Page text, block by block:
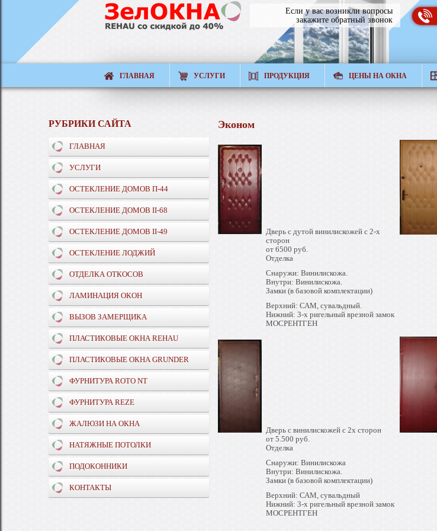
Если у вас возникли вопросы
закажите обратный звонок
ГЛАВНАЯ УСЛУГИ ПРОДУКЦИЯ ЦЕНЫ НА ОКНА
РУБРИКИ САЙТА
ГЛАВНАЯ
УСЛУГИ
ОСТЕКЛЕНИЕ ДОМОВ П-44
ОСТЕКЛЕНИЕ ДОМОВ II-68
ОСТЕКЛЕНИЕ ДОМОВ II-49
ОСТЕКЛЕНИЕ ЛОДЖИЙ
ОТДЕЛКА ОТКОСОВ
ЛАМИНАЦИЯ ОКОН
ВЫЗОВ ЗАМЕРЩИКА
ПЛАСТИКОВЫЕ ОКНА REHAU
ПЛАСТИКОВЫЕ ОКНА GRUNDER
ФУРНИТУРА ROTO NT
ФУРНИТУРА REZE
ЖАЛЮЗИ НА ОКНА
НАТЯЖНЫЕ ПОТОЛКИ
ПОДОКОННИКИ
КОНТАКТЫ
Эконом
Дверь с дутой винилискожей с 2-х
сторон
от 6500 руб.
Отделка
Снаружи: Винилискожа.
Внутри: Винилискожа.
Замки (в базовой комплектации)
Верхний: САМ, сувальдный.
Нижний: 3-х ригельный врезной замок
МОСРЕНТГЕН
Дверь с винилискожей с 2х сторон
от 5.500 руб.
Отделка
Снаружи: Винилискожа
Внутри: Винилискожа.
Замки (в базовой комплектации)
Верхний: САМ, сувальдный
Нижний: 3-х ригельный врезной замок
МОСРЕНТГЕН